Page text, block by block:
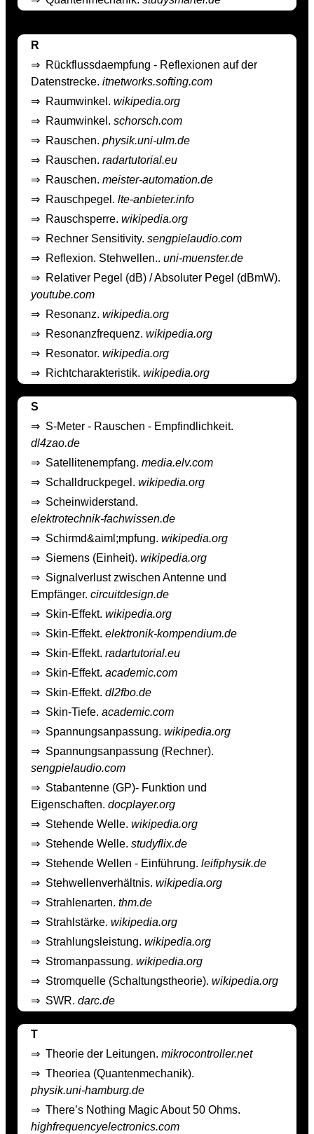
R
⇒ Rückflussdaempfung - Reflexionen auf der
Datenstrecke. itnetworks.softing.com
⇒ Raumwinkel. wikipedia.org
⇒ Raumwinkel. schorsch.com
⇒ Rauschen. physik.uni-ulm.de
⇒ Rauschen. radartutorial.eu
⇒ Rauschen. meister-automation.de
⇒ Rauschpegel. lte-anbieter.info
⇒ Rauschsperre. wikipedia.org
⇒ Rechner Sensitivity. sengpielaudio.com
⇒ Reflexion. Stehwellen.. uni-muenster.de
⇒ Relativer Pegel (dB) / Absoluter Pegel (dBmW).
youtube.com
⇒ Resonanz. wikipedia.org
⇒ Resonanzfrequenz. wikipedia.org
⇒ Resonator. wikipedia.org
⇒ Richtcharakteristik. wikipedia.org
S
⇒ S-Meter - Rauschen - Empfindlichkeit.
dl4zao.de
⇒ Satellitenempfang. media.elv.com
⇒ Schalldruckpegel. wikipedia.org
⇒ Scheinwiderstand.
elektrotechnik-fachwissen.de
⇒ Schirmd&aiml;mpfung. wikipedia.org
⇒ Siemens (Einheit). wikipedia.org
⇒ Signalverlust zwischen Antenne und
Empfänger. circuitdesign.de
⇒ Skin-Effekt. wikipedia.org
⇒ Skin-Effekt. elektronik-kompendium.de
⇒ Skin-Effekt. radartutorial.eu
⇒ Skin-Effekt. academic.com
⇒ Skin-Effekt. dl2fbo.de
⇒ Skin-Tiefe. academic.com
⇒ Spannungsanpassung. wikipedia.org
⇒ Spannungsanpassung (Rechner).
sengpielaudio.com
⇒ Stabantenne (GP)- Funktion und
Eigenschaften. docplayer.org
⇒ Stehende Welle. wikipedia.org
⇒ Stehende Welle. studyflix.de
⇒ Stehende Wellen - Einführung. leifiphysik.de
⇒ Stehwellenverhältnis. wikipedia.org
⇒ Strahlenarten. thm.de
⇒ Strahlstärke. wikipedia.org
⇒ Strahlungsleistung. wikipedia.org
⇒ Stromanpassung. wikipedia.org
⇒ Stromquelle (Schaltungstheorie). wikipedia.org
⇒ SWR. darc.de
T
⇒ Theorie der Leitungen. mikrocontroller.net
⇒ Theoriea (Quantenmechanik).
physik.uni-hamburg.de
⇒ There’s Nothing Magic About 50 Ohms.
highfrequencyelectronics.com